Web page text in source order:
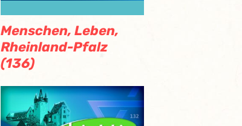
Menschen, Leben,
Rheinland-Pfalz
(136)